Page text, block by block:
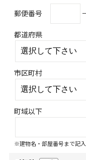
郵便番号
都道府県
市区町村
町域以下
※建物名・部屋番号まで記入